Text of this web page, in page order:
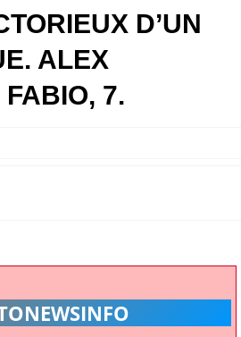
D’UN
ALEX
7.